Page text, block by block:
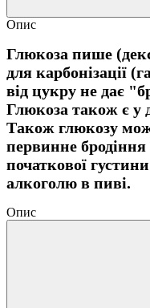
Опис
Глюкоза пише
для карбонізації
від цукру не дає
Глюкоза також є у
Також глюкозу
первинне
початкової
алкоголю в пиві.
Опис